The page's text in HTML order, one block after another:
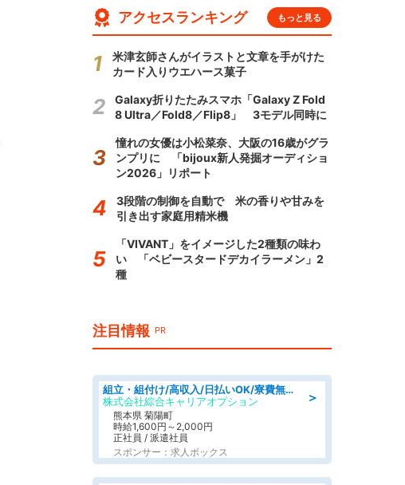
アクセスランキング もっと見る
米津玄師さんがイラストと文章を手がけた
カード入りウエハース菓子
Galaxy折りたたみスマホ「Galaxy Z Fold
8 Ultra／Fold8／Flip8」 3モデル同時に
憧れの女優は小松菜奈、大阪の16歳がグラ
ンプリに 「bijoux新人発掘オーディショ
ン2026」リポート
3段階の制御を自動で 米の香りや甘みを
引き出す家庭用精米機
「VIVANT」をイメージした2種類の味わ
い 「ベビースタードデカイラーメン」2
種
注目情報 PR
＞
組立・組付け/高収入/日払いOK/寮費無料/交替制/20・30・40代活躍中
株式会社綜合キャリアオプション
熊本県 菊陽町
時給1,600円～2,000円
正社員 / 派遣社員
スポンサー：求人ボックス